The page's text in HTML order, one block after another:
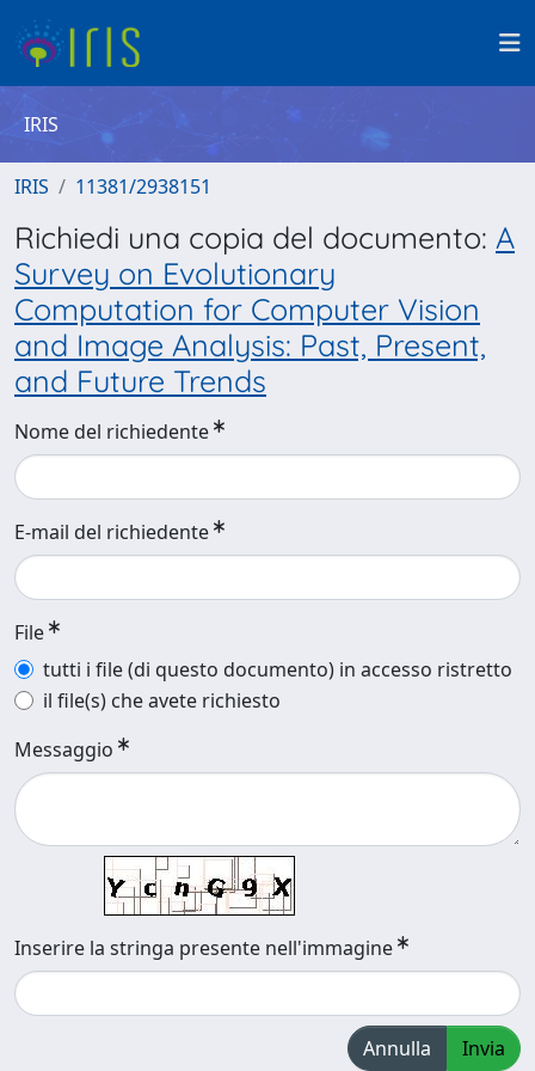
IRIS
IRIS 11381/2938151
Richiedi una copia del documento: A
Survey on Evolutionary
Computation for Computer Vision
and Image Analysis: Past, Present,
and Future Trends
Nome del richiedente
E-mail del richiedente
File
tutti i file (di questo documento) in accesso ristretto
il file(s) che avete richiesto
Messaggio
Inserire la stringa presente nell'immagine
Annulla Invia